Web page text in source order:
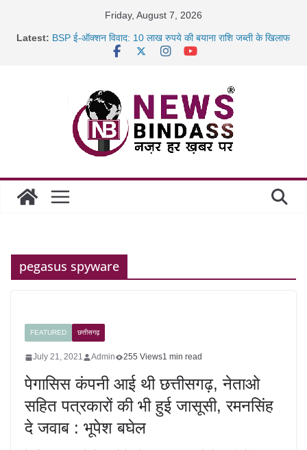
Friday, August 7, 2026
Latest: BSP ई-ऑक्शन विवाद: 10 लाख रुपये की बयाना राशि जब्ती के खिलाफ
साइबर ठगी पर दुर्ग पुलिस का बड़ा एक्शन: 13 म्यूल बैंक खाताधारक
गिरफ्तार
pegasus spyware
FEATURED छत्तीसगढ़
July 21, 2021 Admin 255 Views1 min read
पेगासिस कंपनी आई थी छत्तीसगढ़, नेताओ
सहित पत्रकारों की भी हुई जासूसी, रमनसिंह
दे जवाब : भूपेश बघेल